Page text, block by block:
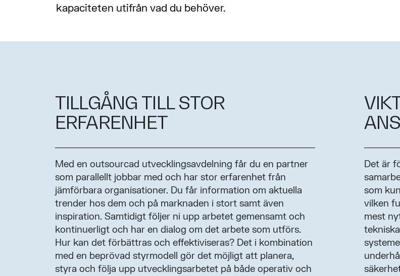
kapaciteten utifrån vad du behöver.
TILLGÅNG TILL STOR
ERFARENHET
Med en outsourcad utvecklingsavdelning får du en partner
som parallellt jobbar med och har stor erfarenhet från
jämförbara organisationer. Du får information om aktuella
trender hos dem och på marknaden i stort samt även
inspiration. Samtidigt följer ni upp arbetet gemensamt och
kontinuerligt och har en dialog om det arbete som utförs.
Hur kan det förbättras och effektiviseras? Det i kombination
med en beprövad styrmodell gör det möjligt att planera,
styra och följa upp utvecklingsarbetet på både operativ och
Det är
som
vilken
mest